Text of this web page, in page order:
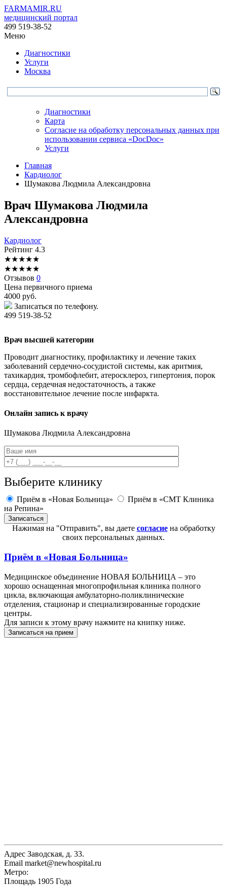
FARMAMIR.RU
медицинский портал
499 519-38-52
Меню
Диагностики
Услуги
Москва
Диагностики
Карта
Согласие на обработку персональных данных при
использовании сервиса «DocDoc»
Услуги
Главная
Кардиолог
Шумакова Людмила Александровна
Врач Шумакова Людмила
Александровна
Кардиолог
Рейтинг 4.3
★★★★★
★★★★★
Отзывов 0
Цена первичного приема
4000 руб.
Записаться по телефону.
499 519-38-52
Врач высшей категории
Проводит диагностику, профилактику и лечение таких
заболеваний сердечно-сосудистой системы, как аритмия,
тахикардия, тромбофлебит, атеросклероз, гипертония, порок
сердца, сердечная недостаточность, а также
восстановительное лечение после инфаркта.
Онлайн запись к врачу
Шумакова Людмила Александровна
Выберите клинику
Приём в «Новая Больница»
Приём в «СМТ Клиника
на Репина»
Нажимая на "Отправить", вы даете согласиена обработку
своих персональных данных.
Приём в «Новая Больница»
Медицинское объединение НОВАЯ БОЛЬНИЦА – это
хорошо оснащенная многопрофильная клиника полного
цикла, включающая амбулаторно-поликлинические
отделения, стационар и специализированные городские
центры.
Для записи к этому врачу нажмите на книпку ниже.
Записаться на прием
Адрес Заводская, д. 33.
Email market@newhospital.ru
Метро:
Площадь 1905 Года